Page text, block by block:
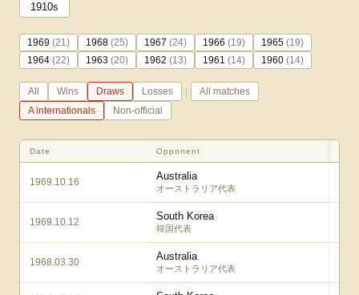
1910s
1969 (21) 1968 (25) 1967 (24) 1966 (19) 1965 (19)
1964 (22) 1963 (20) 1962 (13) 1961 (14) 1960 (14)
All Wins Draws Losses |
All matches
A internationals
Non-official
Date Opponent
1969.10.16 Australia
オーストラリア代表
1969.10.12 South Korea
韓国代表
1968.03.30 Australia
オーストラリア代表